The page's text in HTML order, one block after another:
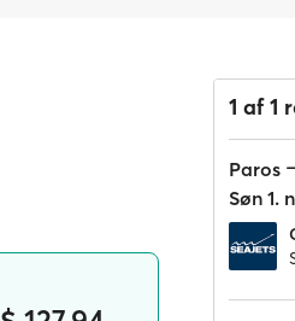
1 af 1
Paros
Søn 1.